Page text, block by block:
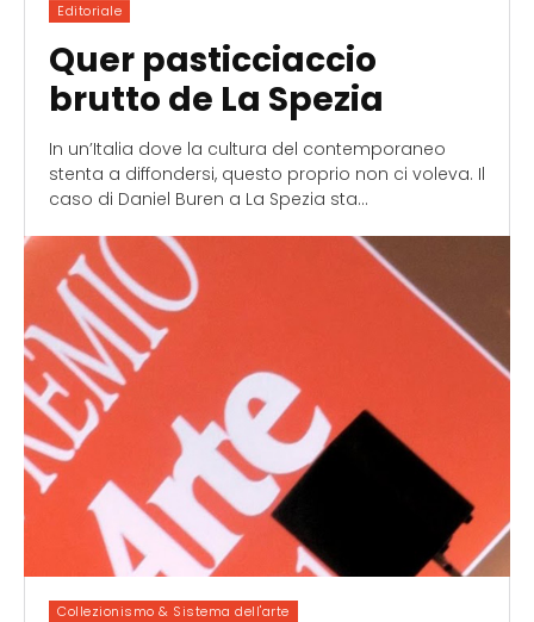
Editoriale
Quer pasticciaccio
brutto de La Spezia
In un’Italia dove la cultura del contemporaneo
stenta a diffondersi, questo proprio non ci voleva. Il
caso di Daniel Buren a La Spezia sta...
Collezionismo & Sistema dell'arte